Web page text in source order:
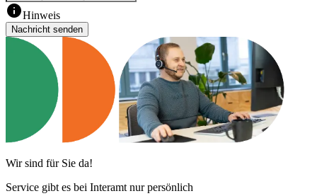
infoHinweis
Nachricht senden
Wir sind für Sie da!
Service gibt es bei Interamt nur persönlich